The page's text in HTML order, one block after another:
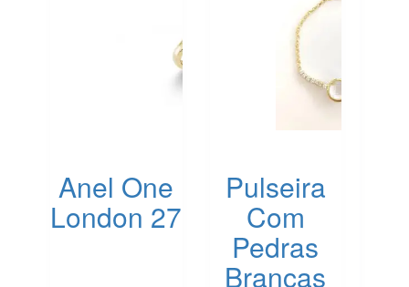
Anel One
London 27
Pulseira
Com
Pedras
Brancas